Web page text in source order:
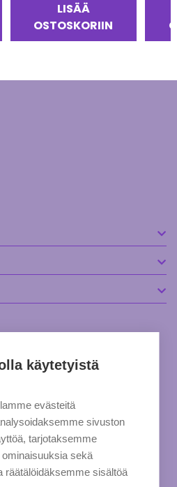
LISÄÄ
OSTOSKORIIN
käytetyistä
evästeitä
sivuston
tarjotaksemme
sekä
räätälöidäksemme sisältöä